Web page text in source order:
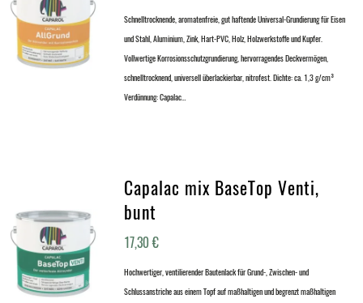
Schnelltrocknende, aromatenfreie, gut haftende Universal-Grundierung für Eisen
und Stahl, Aluminium, Zink, Hart-PVC, Holz, Holzwerkstoffe und Kupfer.
Vollwertige Korrosionsschutzgrundierung, hervorragendes Deckvermögen,
schnelltrocknend, universell überlackierbar, nitrofest. Dichte: ca. 1,3 g/cm³
Verdünnung: Capalac…
Capalac mix BaseTop Venti,
bunt
17,30€
Hochwertiger, ventilierender Bautenlack für Grund-, Zwischen- und
Schlussanstriche aus einem Topf auf maßhaltigen und begrenzt maßhaltigen